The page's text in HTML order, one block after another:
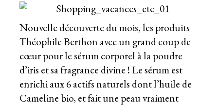
Nouvelle découverte du mois, les produits
Théophile Berthon avec un grand coup de
cœur pour le sérum corporel à la poudre
d’iris et sa fragrance divine ! Le sérum est
enrichi aux 6 actifs naturels dont l’huile de
Cameline bio, et fait une peau vraiment